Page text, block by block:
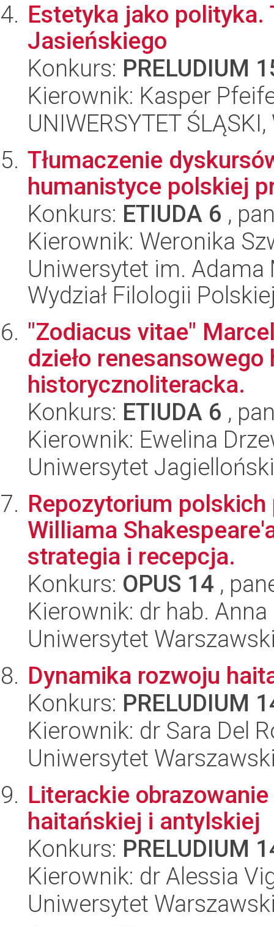
Estetyka jako polityka.
Jasieńskiego
Konkurs: PRELUDIUM
Kierownik: Kasper
UNIWERSYTET
Tłumaczenie
humanistyce polskiej
Konkurs: ETIUDA 6 ,
Kierownik: Weronika
Uniwersytet im.
Wydział Filologii
"Zodiacus vitae"
dzieło
historycznoliteracka.
Konkurs: ETIUDA 6 ,
Kierownik: Ewelina
Uniwersytet
Repozytorium
Williama
strategia i recepcja.
Konkurs: OPUS 14 ,
Kierownik: dr hab.
Uniwersytet
Dynamika rozwoju
Konkurs: PRELUDIUM
Kierownik: dr Sara Del
Uniwersytet
Literackie
haitańskiej i antylskiej
Konkurs: PRELUDIUM
Kierownik: dr Alessia
Uniwersytet